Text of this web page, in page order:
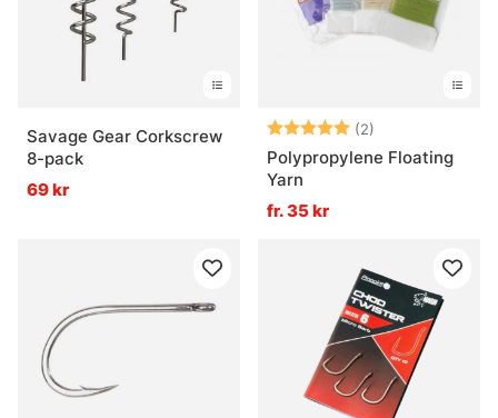
Savage Gear Corkscrew
8-pack
69 kr
Betyg: (2)
Polypropylene Floating
Yarn
fr. 35 kr